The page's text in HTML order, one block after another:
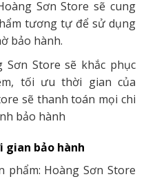
Sơn Store sẽ cung
tương tự để sử dụng
bảo hành.
Store sẽ khắc phục
tối ưu thời gian của
sẽ thanh toán mọi chi
bảo hành
gian bảo hành
phẩm: Hoàng Sơn Store